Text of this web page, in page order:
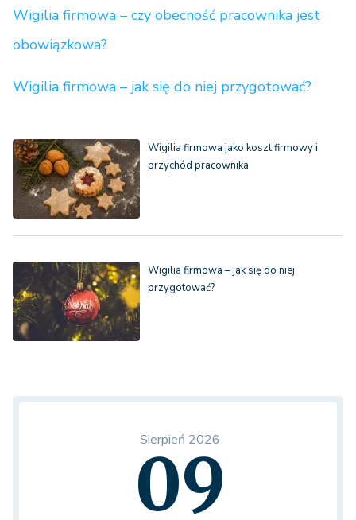
Wigilia firmowa – czy obecność pracownika jest
obowiązkowa?
Wigilia firmowa – jak się do niej przygotować?
Wigilia firmowa jako koszt firmowy i
przychód pracownika
Wigilia firmowa – jak się do niej
przygotować?
Sierpień 2026
09